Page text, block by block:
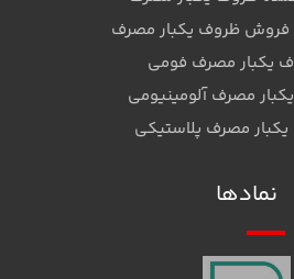
فروش ظروف یکبار مصرف
یکبار مصرف فومی
مصرف آلومینیومی
مصرف پلاستیکی
نمادها